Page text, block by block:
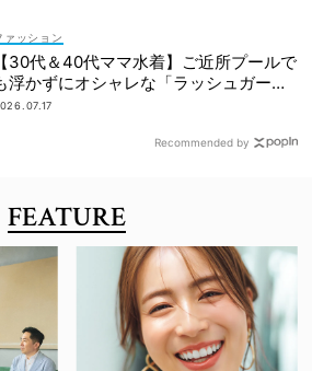
ァッション
【30代＆40代ママ水着】ご近所プールで
浮かずにオシャレな「ラッシュガード
ショートパンツセット」6選！
Recommended by
FEATURE